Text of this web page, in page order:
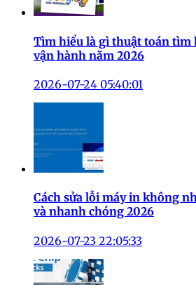
Tìm hiểu là gì thuật toán tìm
vận hành năm 2026
2026-07-24 05:40:01
Cách sửa lỗi máy in không
và nhanh chóng 2026
2026-07-23 22:05:33